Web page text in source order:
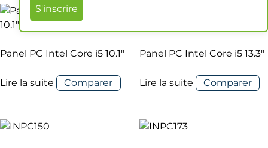
S'inscrire
Panel PC Intel Core i5 10.1″
Lire la suite Comparer
Panel PC Intel Core i5 13.3″
Lire la suite Comparer